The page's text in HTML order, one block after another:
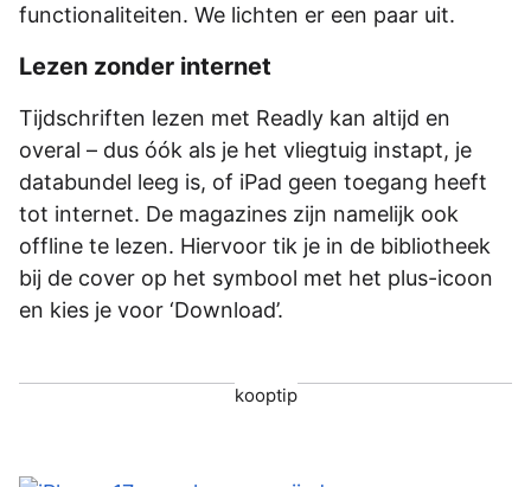
functionaliteiten. We lichten er een paar uit.
Lezen zonder internet
Tijdschriften lezen met Readly kan altijd en
overal – dus óók als je het vliegtuig instapt, je
databundel leeg is, of iPad geen toegang heeft
tot internet. De magazines zijn namelijk ook
offline te lezen. Hiervoor tik je in de bibliotheek
bij de cover op het symbool met het plus-icoon
en kies je voor ‘Download’.
kooptip